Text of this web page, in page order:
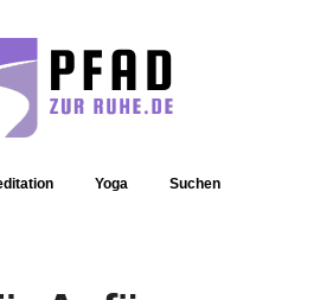
Yoga Suchen